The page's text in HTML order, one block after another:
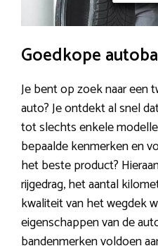
Goedkope
Je bent op zoek naar een
auto? Je ontdekt al snel
tot slechts enkele
bepaalde kenmerken en
het beste product?
rijgedrag, het aantal
kwaliteit van het wegdek
eigenschappen van de